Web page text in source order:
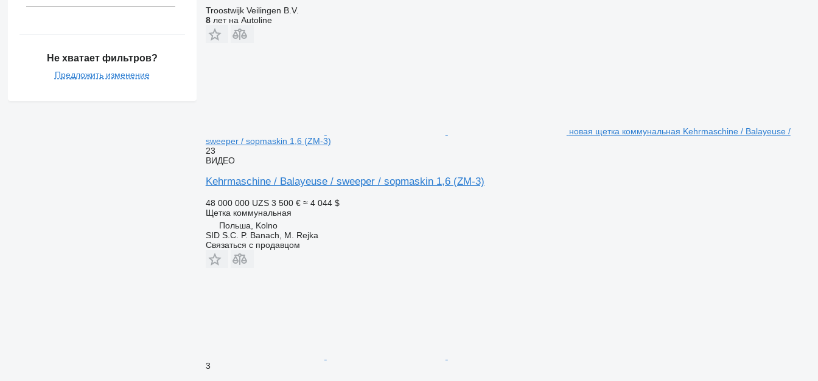
Не хватает фильтров?
Предложить изменение
Troostwijk Veilingen B.V.
8лет на Autoline
новая щетка коммунальная Kehrmaschine / Balayeuse /
sweeper / sopmaskin 1,6 (ZM-3)
23
ВИДЕО
Kehrmaschine / Balayeuse / sweeper / sopmaskin 1,6 (ZM-3)
48 000 000 UZS 3 500 € ≈ 4 044 $
Щетка коммунальная
Польша, Kolno
SID S.C. P. Banach, M. Rejka
Связаться с продавцом
3